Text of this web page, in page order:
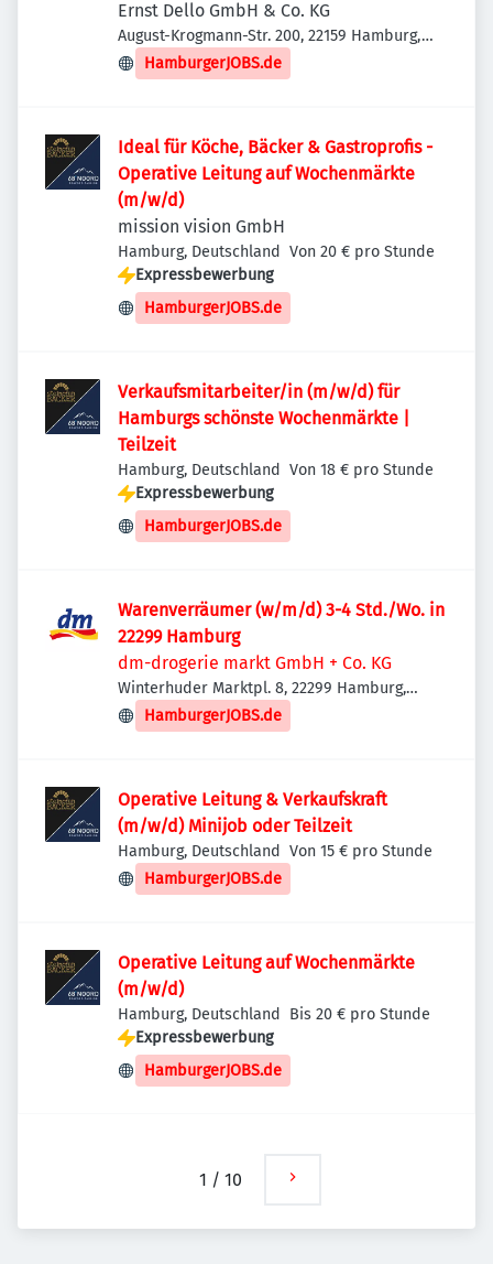
Ernst Dello GmbH & Co. KG
August-Krogmann-Str. 200, 22159 Hamburg,
Deutschland
HamburgerJOBS.de
Ideal für Köche, Bäcker & Gastroprofis -
Operative Leitung auf Wochenmärkte
(m/w/d)
mission vision GmbH
Hamburg, Deutschland
Von 20 € pro Stunde
Expressbewerbung
HamburgerJOBS.de
Verkaufsmitarbeiter/in (m/w/d) für
Hamburgs schönste Wochenmärkte |
Teilzeit
Hamburg, Deutschland
Von 18 € pro Stunde
Expressbewerbung
HamburgerJOBS.de
Warenverräumer (w/m/d) 3-4 Std./Wo. in
22299 Hamburg
dm-drogerie markt GmbH + Co. KG
Winterhuder Marktpl. 8, 22299 Hamburg,
Deutschland
HamburgerJOBS.de
Operative Leitung & Verkaufskraft
(m/w/d) Minijob oder Teilzeit
Hamburg, Deutschland
Von 15 € pro Stunde
HamburgerJOBS.de
Operative Leitung auf Wochenmärkte
(m/w/d)
Hamburg, Deutschland
Bis 20 € pro Stunde
Expressbewerbung
HamburgerJOBS.de
1 / 10